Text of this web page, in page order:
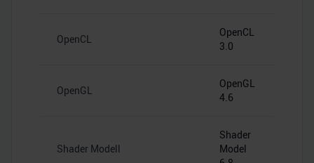
OpenCL
OpenCL
3.0
OpenGL
OpenGL
4.6
Shader Modell
Shader
Model